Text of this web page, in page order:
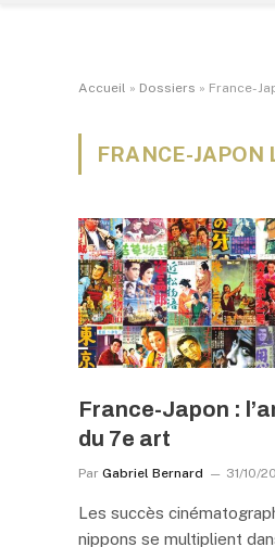
Accueil » Dossiers » France-
FRANCE-JAPON
France-Japon :
du 7e art
Par Gabriel Bernard 31/10/
Les succès
nippons se multiplient